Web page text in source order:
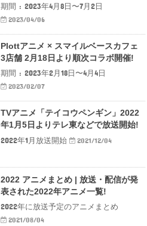
期間 : 2023年4月8日〜7月2日
2023/04/06
Plottアニメ × スマイルベースカフェ
3店舗 2月18日より順次コラボ開催!
期間 : 2023年2月18日〜4月4日
2023/02/07
TVアニメ「テイコウペンギン」2022
年1月5日よりテレ東などで放送開始!
2022年1月放送開始
2021/12/04
2022 アニメまとめ | 放送・配信が発
表された2022年アニメ一覧!
2022年に放送予定のアニメまとめ
2021/08/04